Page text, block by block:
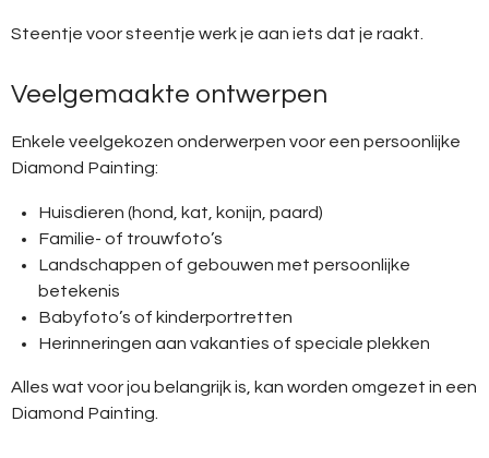
Steentje voor steentje werk je aan iets dat je raakt.
Veelgemaakte ontwerpen
Enkele veelgekozen onderwerpen voor een persoonlijke
Diamond Painting:
Huisdieren (hond, kat, konijn, paard)
Familie- of trouwfoto’s
Landschappen of gebouwen met persoonlijke
betekenis
Babyfoto’s of kinderportretten
Herinneringen aan vakanties of speciale plekken
Alles wat voor jou belangrijk is, kan worden omgezet in een
Diamond Painting.